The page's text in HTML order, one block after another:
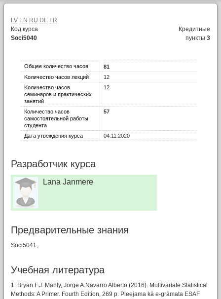
LV EN RU DE FR
Код курса
Soci5040
Кредитные
пункты3
Общее количество часов
81
Kоличество часов лекций
12
Kоличество часов
семинаров и практических
занятий
12
Количество часов
самостоятельной работы
студента
57
Дата утвеждения курса 04.11.2020
Разработчик курса
Lana Janmere
Предварительные знания
Soci5041,
Учебная литературa
1. Bryan F.J. Manly, Jorge A.Navarro Alberto (2016). Multivariate Statistical
Methods: A Primer. Fourth Edition, 269 p. Pieejama kā e-grāmata ESAF